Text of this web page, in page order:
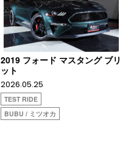
2019 フォード マスタング ブリ
ット
2026.05.25
TEST RIDE
BUBU / ミツオカ